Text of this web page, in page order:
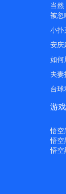
当
被忽
小扑
安庆
如何
夫
台
游
悟空
悟空
悟空